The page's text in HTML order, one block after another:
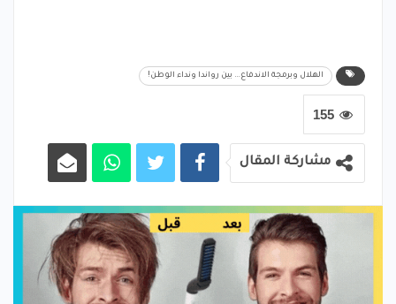
الهلال وبرمجة الاندفاع… بين رواندا ونداء الوطن!
155
مشاركة المقال